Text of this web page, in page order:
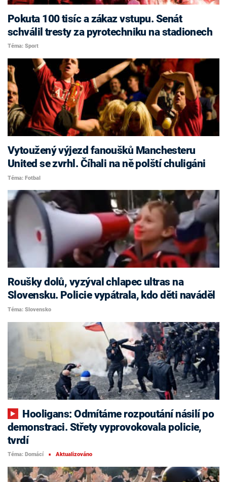
Pokuta 100 tisíc a zákaz vstupu. Senát
schválil tresty za pyrotechniku na stadionech
Téma: Sport
Vytoužený výjezd fanoušků Manchesteru
United se zvrhl. Číhali na ně polští chuligáni
Téma: Fotbal
Roušky dolů, vyzýval chlapec ultras na
Slovensku. Policie vypátrala, kdo děti naváděl
Téma: Slovensko
demonstraci. Střety vyprovokovala policie,
tvrdí
Téma: Domácí ■ Aktualizováno